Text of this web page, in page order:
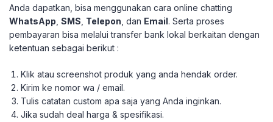
Anda dapatkan, bisa menggunakan cara online chatting
WhatsApp SMS Telepon , dan Email. Serta proses
pembayaran bisa melalui transfer bank lokal berkaitan dengan
ketentuan sebagai berikut :
Klik atau screenshot produk yang anda hendak order.
Kirim ke nomor wa / email.
Tulis catatan custom apa saja yang Anda inginkan.
Jika sudah deal harga & spesifikasi.